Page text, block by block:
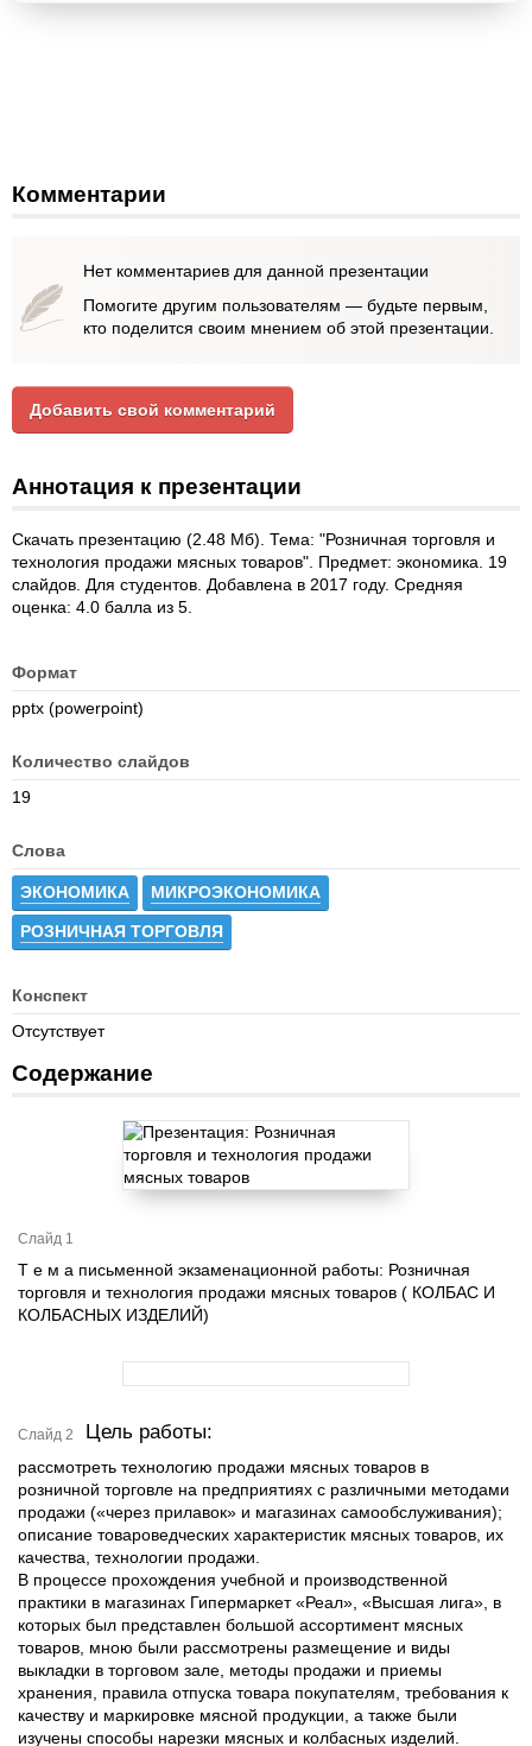
Комментарии
Нет комментариев для данной презентации
Помогите другим пользователям — будьте первым,
кто поделится своим мнением об этой презентации.
Добавить свой комментарий
Аннотация к презентации
Скачать презентацию (2.48 Мб). Тема: "Розничная торговля и
технология продажи мясных товаров". Предмет: экономика. 19
слайдов. Для студентов. Добавлена в 2017 году. Средняя
оценка: 4.0 балла из 5.
Формат
pptx (powerpoint)
Количество слайдов
19
Слова
ЭКОНОМИКА МИКРОЭКОНОМИКА
РОЗНИЧНАЯ ТОРГОВЛЯ
Конспект
Отсутствует
Содержание
Слайд 1
Т е м а письменной экзаменационной работы: Розничная
торговля и технология продажи мясных товаров ( КОЛБАС И
КОЛБАСНЫХ ИЗДЕЛИЙ)
Слайд 2 Цель работы:
рассмотреть технологию продажи мясных товаров в
розничной торговле на предприятиях с различными методами
продажи («через прилавок» и магазинах самообслуживания);
описание товароведческих характеристик мясных товаров, их
качества, технологии продажи.
В процессе прохождения учебной и производственной
практики в магазинах Гипермаркет «Реал», «Высшая лига», в
которых был представлен большой ассортимент мясных
товаров, мною были рассмотрены размещение и виды
выкладки в торговом зале, методы продажи и приемы
хранения, правила отпуска товара покупателям, требования к
качеству и маркировке мясной продукции, а также были
изучены способы нарезки мясных и колбасных изделий.